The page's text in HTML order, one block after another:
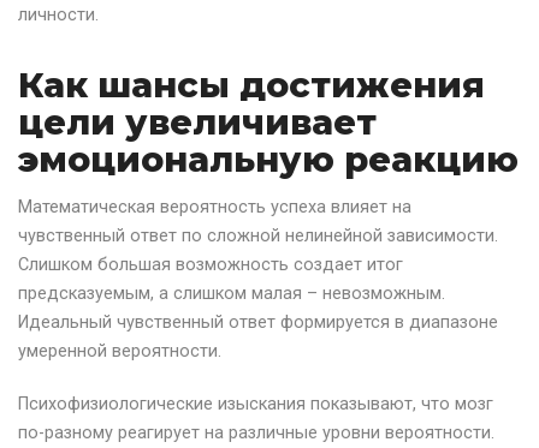
личности.
Как шансы достижения
цели увеличивает
эмоциональную реакцию
Математическая вероятность успеха влияет на
чувственный ответ по сложной нелинейной зависимости.
Слишком большая возможность создает итог
предсказуемым, а слишком малая – невозможным.
Идеальный чувственный ответ формируется в диапазоне
умеренной вероятности.
Психофизиологические изыскания показывают, что мозг
по-разному реагирует на различные уровни вероятности.